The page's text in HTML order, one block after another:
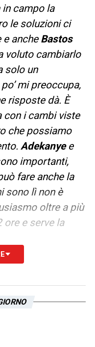
campo la
le soluzioni ci
anche Bastos
voluto cambiarlo
solo un
mi preoccupa,
risposte dà. È
con i cambi viste
che possiamo
Adekanyee
importanti,
fare anche la
sono lì non è
oltre a più
ore e serve la
è
mandare la